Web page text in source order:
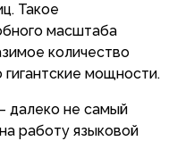
Такое
масштаба
количество
мощности.
далеко не самый
работу языковой